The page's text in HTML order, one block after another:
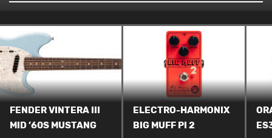
FENDER VINTERA III
MID ’60S MUSTANG
ELECTRO-HARMONIX
BIG MUFF PI 2